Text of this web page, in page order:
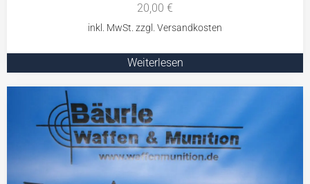
20,00 €
Weiterlesen